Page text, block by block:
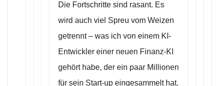
Die Fortschritte sind rasant. Es
wird auch viel Spreu vom Weizen
getrennt – was ich von einem KI-
Entwickler einer neuen Finanz-KI
gehört habe, der ein paar Millionen
für sein Start-up eingesammelt hat.